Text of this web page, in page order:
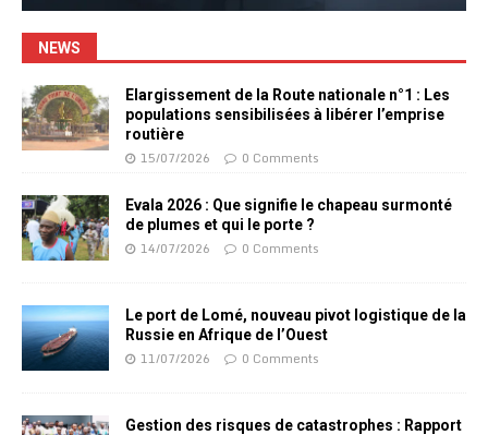
NEWS
Elargissement de la Route nationale n°1 : Les
populations sensibilisées à libérer l’emprise
routière
15/07/2026 0 Comments
Evala 2026 : Que signifie le chapeau surmonté
de plumes et qui le porte ?
14/07/2026 0 Comments
Le port de Lomé, nouveau pivot logistique de la
Russie en Afrique de l’Ouest
11/07/2026 0 Comments
Gestion des risques de catastrophes : Rapport